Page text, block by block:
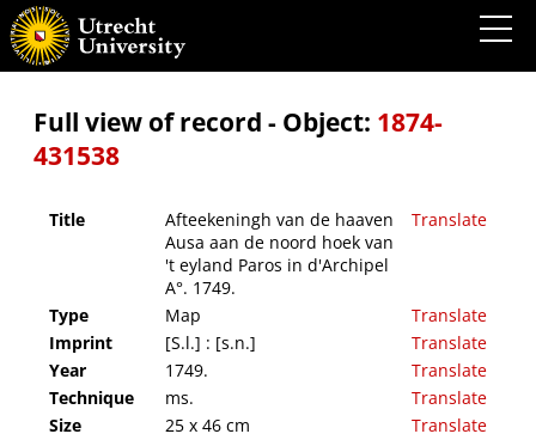
Afteekeningh van de haaven Ausa aan de noord hoek van 't eyland Paros in d'Archipel
A°. 1749.
Full view of record - Object: 1874-
431538
Title
Afteekeningh van de haaven
Ausa aan de noord hoek van
't eyland Paros in d'Archipel
A°. 1749.
Translate
Type Map
Translate
Imprint
[S.l.] : [s.n.]
Translate
Year
1749.
Translate
Technique
ms.
Translate
Size
25 x 46 cm
Translate